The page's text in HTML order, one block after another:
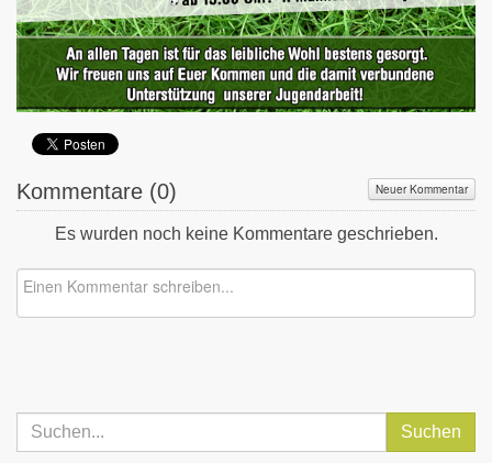
Kommentare (0) Neuer Kommentar
Es wurden noch keine Kommentare geschrieben.
Suchen